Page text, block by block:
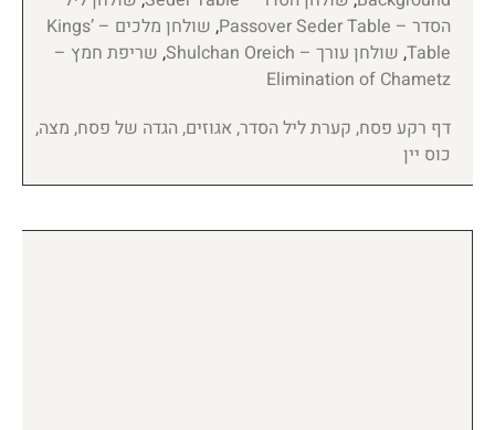
הסדר – Passover Seder Table
,
שולחן מלכים – Kings’
Table
, שולחן עורך – Shulchan Oreich , שריפת חמץ –
Elimination of Chametz
דף רקע פסח, קערת ליל הסדר, אגוזים, הגדה של פסח, מצה,
כוס יין